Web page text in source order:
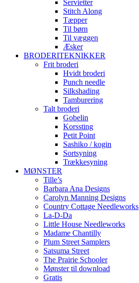
Servietter
Stitch Along
Tæpper
Til børn
Til væggen
Æsker
BRODERITEKNIKKER
Frit broderi
Hvidt broderi
Punch needle
Silkshading
Tamburering
Talt broderi
Gobelin
Korssting
Petit Point
Sashiko / kogin
Sortsyning
Trækkesyning
MØNSTER
Tille’s
Barbara Ana Designs
Carolyn Manning Designs
Country Cottage Needleworks
La-D-Da
Little House Needleworks
Madame Chantilly
Plum Street Samplers
Satsuma Street
The Prairie Schooler
Mønster til download
Gratis